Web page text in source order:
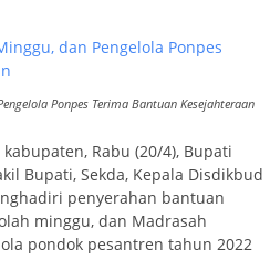
Ponpes Terima Bantuan Kesejahteraan
Rabu (20/4), Bupati
Bupati, Sekda, Kepala Disdikbud
penyerahan bantuan
minggu, dan Madrasah
pondok pesantren tahun 2022